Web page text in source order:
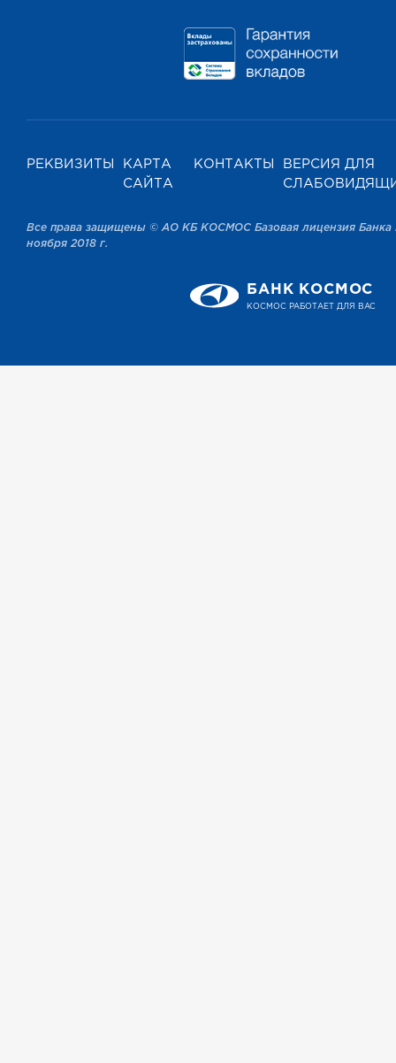
РЕКВИЗИТЫ
КАРТА
САЙТА
КОНТАКТЫ
ВЕРСИЯ ДЛЯ
Все права защищены © АО КБ КОСМОС Базовая лицензия Банка
ноября 2018 г.